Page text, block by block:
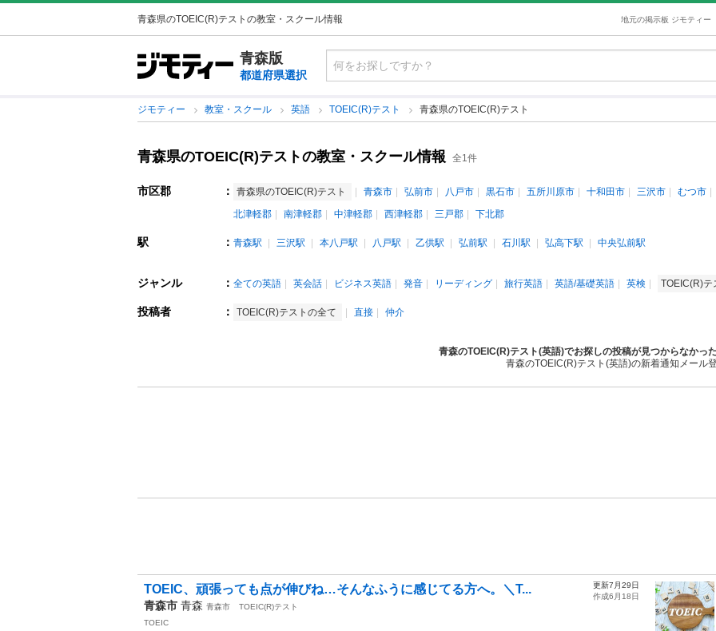
青森県のTOEIC(R)テストの教室・スクール情報 地元の掲示板 ジモティー
青森版
都道府県選択
ジモティー 教室・スクール 英語 TOEIC(R)テスト 青森県のTOEIC(R)テスト
青森県のTOEIC(R)テストの教室・スクール情報 全1件
市区郡 ： 青森県のTOEIC(R)テスト 青森市 弘前市 八戸市 黒石市 五所川原市 十和田市 三沢市
むつ市
北津軽郡
南津軽郡 中津軽郡 西津軽郡 三戸郡 下北郡
駅 ： 青森駅 三沢駅 本八戸駅 八戸駅 乙供駅 弘前駅 石川駅 弘高下駅 中央弘前駅
ジャンル ： 全ての英語 英会話 ビジネス英語 発音 リーディング 旅行英語 英語/基礎英語 英検 TOEIC(R)
投稿者 ： TOEIC(R)テストの全て 直接 仲介
青森のTOEIC(R)テスト(英語)でお探しの投稿が見つからなかっ
青森のTOEIC(R)テスト(英語)の新着通知メール
TOEIC、頑張っても点が伸びね…そんなふうに感じてる方へ。＼T...
青森市 青森 青森市
TOEIC(R)テスト
TOEIC
更新7月29日
作成6月18日